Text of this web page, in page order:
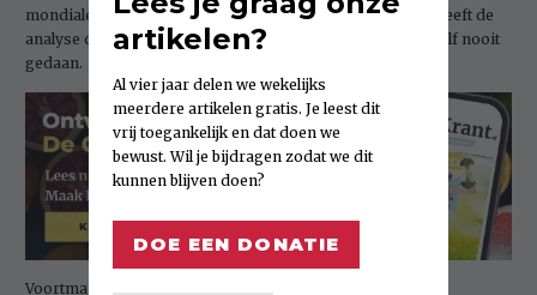
mondiale klimaatverandering”, zegt Voortman. Het IPCC heeft de
analyse die Voortman heeft gedaan, voor zover bekend, zelf nooit
gedaan.
Voortman wijst erop dat het IPCC in haar laatste rapport
artikelen?
Al vier jaar delen we wekelijks
meerdere artikelen gratis. Je leest dit
vrij toegankelijk en dat doen we
bewust. Wil je bijdragen zodat we dit
kunnen blijven doen?
DOE EEN DONATIE